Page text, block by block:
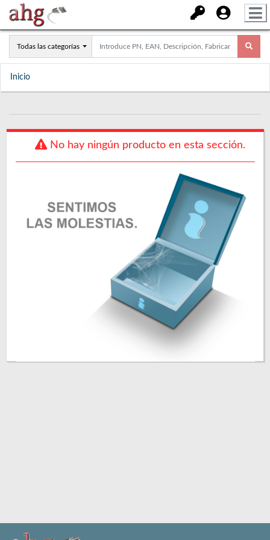
Todas las categorías
Inicio
No hay ningún producto en esta sección.